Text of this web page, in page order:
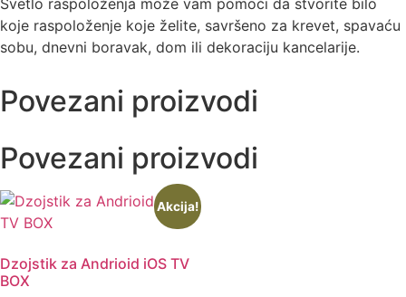
Svetlo raspoloženja može vam pomoći da stvorite bilo
koje raspoloženje koje želite, savršeno za krevet, spavaću
sobu, dnevni boravak, dom ili dekoraciju kancelarije.
Povezani proizvodi
Povezani proizvodi
Akcija!
Dzojstik za Andrioid iOS TV
BOX